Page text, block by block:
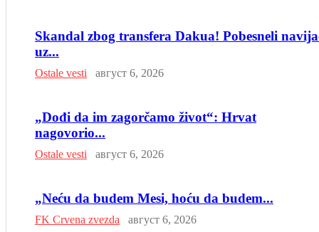
Skandal zbog transfera Dakua! Pobesneli
uz...
Ostale vesti август 6, 2026
„Dođi da im zagorčamo život“: Hrvat
nagovorio...
Ostale vesti август 6, 2026
„Neću da budem Mesi, hoću da budem...
FK Crvena zvezda август 6, 2026